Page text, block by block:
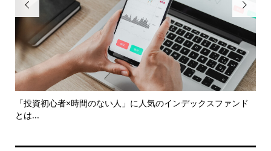

「投資初心者×時間のない人」に人気のインデックスファンド
とは...
